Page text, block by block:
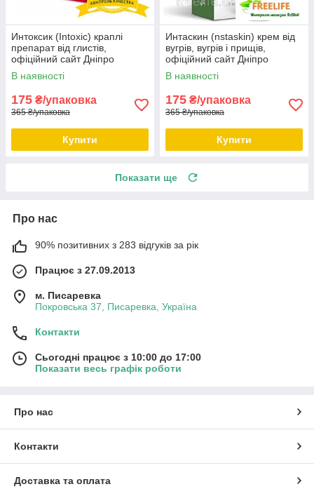
Интоксик (Intoxic) краплі
препарат від глистів,
офіційний сайт Дніпро
В наявності
175 ₴/упаковка
365 ₴/упаковка
Купити
Интаскин (nstaskin) крем від
вугрів, вугрів і прищів,
офіційний сайт Дніпро
В наявності
175 ₴/упаковка
365 ₴/упаковка
Купити
Показати ще
Про нас
90% позитивних з 283 відгуків за рік
Працює з 27.09.2013
м. Писаревка
Покровська 37, Писаревка, Україна
Контакти
Сьогодні працює з 10:00 до 17:00
Показати весь графік роботи
Про нас
Контакти
Доставка та оплата